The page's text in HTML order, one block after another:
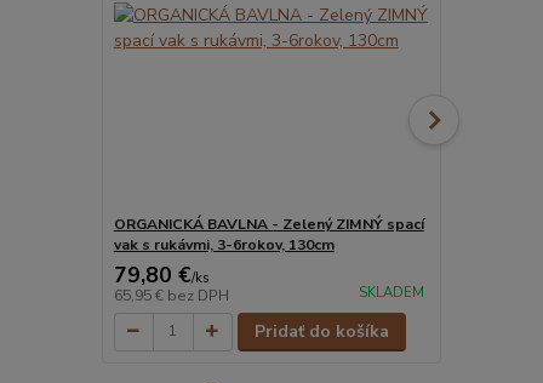
ORGANICKÁ BAVLNA - Zelený ZIMNÝ spací
vak s rukávmi, 3-6rokov, 130cm
79,80 €/ks
65,95 € bez DPH SKLADEM
Pridať do košíka